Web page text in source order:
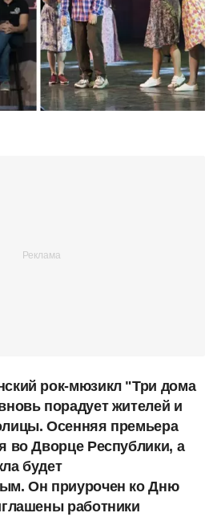
рок-мюзикл "Три дома
порадует жителей и
Осенняя премьера
во Дворце Республики, а
будет
Он приурочен ко Дню
работники